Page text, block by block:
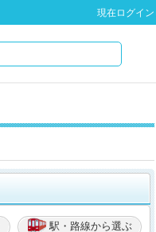
現在ログイン
駅・路線から選ぶ